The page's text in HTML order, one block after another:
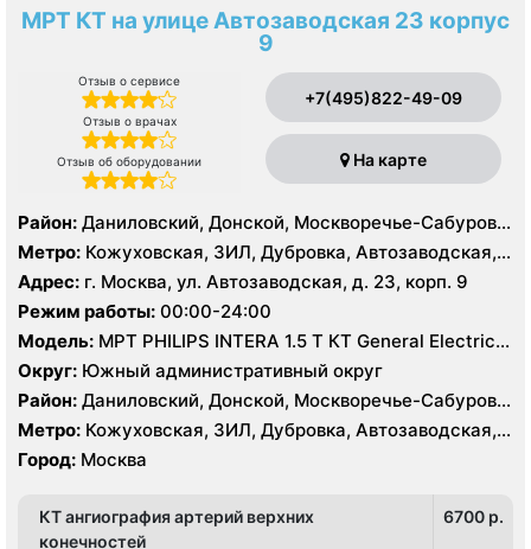
МРТ КТ на улице Автозаводская 23 корпус
9
Отзыв о сервисе
Отзыв о врачах
Отзыв об оборудовании
+7(495)822-49-09
На карте
Район: Даниловский, Донской, Москворечье-Сабурово,
Нагатино-Садовники, Нагатинский Затон, Нагорный
Метро: Кожуховская, ЗИЛ, Дубровка, Автозаводская,
Нагатинская, Технопарк, Тульская, Угрешская
Адрес: г. Москва, ул. Автозаводская, д. 23, корп. 9
Режим работы: 00:00-24:00
Модель: МРТ PHILIPS INTERA 1.5 T КТ General Electric
LIGHT SPEED 64 среза
Округ: Южный административный округ
Район: Даниловский, Донской, Москворечье-Сабурово,
Нагатино-Садовники, Нагатинский Затон, Нагорный
Метро: Кожуховская, ЗИЛ, Дубровка, Автозаводская,
Нагатинская, Технопарк, Тульская, Угрешская
Город: Москва
КТ ангиография артерий верхних
конечностей
6700 p.